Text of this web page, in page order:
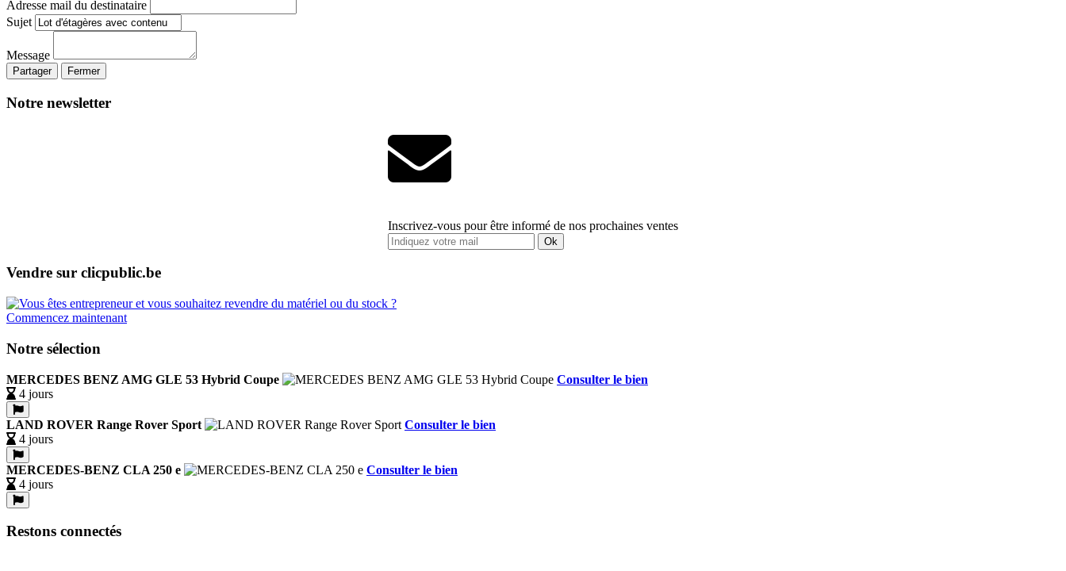
Adresse mail du destinataire
Sujet
Message
Partager Fermer
Notre newsletter
Inscrivez-vous pour être informé de nos prochaines ventes
Ok
Vendre sur clicpublic.be
Commencez maintenant
Notre sélection
MERCEDES BENZ AMG GLE 53 Hybrid Coupe
Consulter le bien
4 jours
LAND ROVER Range Rover Sport
Consulter le bien
4 jours
MERCEDES-BENZ CLA 250 e
Consulter le bien
4 jours
Restons connectés